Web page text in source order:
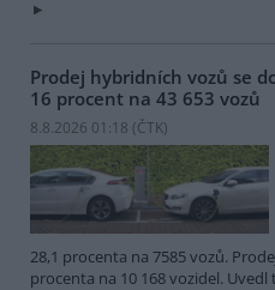
Prodej hybridních vozů se
16 procent na 43 653 vozů
8.8.2026 01:18 (ČTK)
28,1 procenta na 7585 vozů.
procenta na 10 168 vozidel.